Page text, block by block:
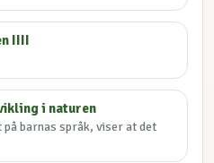
IIII
i naturen
barnas språk, viser at det